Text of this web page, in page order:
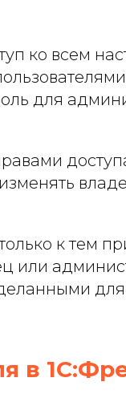
ко всем
для
к тем
или
в